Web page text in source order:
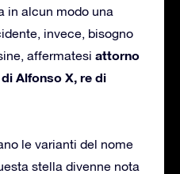
in alcun modo una
invece, bisogno
affermatesi attorno
Alfonso X, re di
le varianti del nome
stella divenne nota